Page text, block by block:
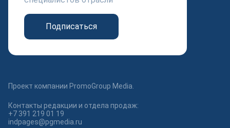
Подписаться
Проект компании PromoGroup Media.
Контакты редакции и отдела продаж:
+7 391 219 01 19
indpages@pgmedia.ru